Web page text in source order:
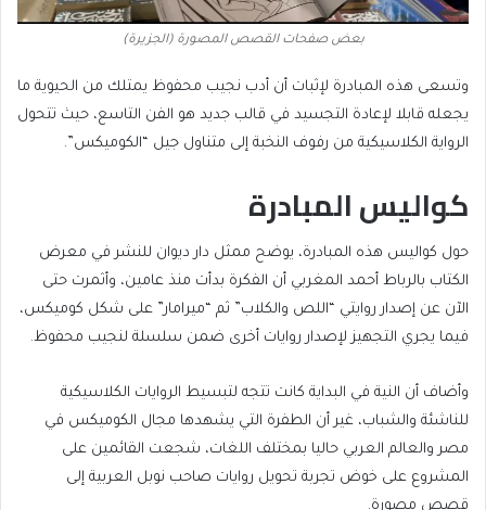
بعض صفحات القصص المصورة (الجزيرة)
وتسعى هذه المبادرة لإثبات أن أدب نجيب محفوظ يمتلك من الحيوية ما
يجعله قابلا لإعادة التجسيد في قالب جديد هو الفن التاسع، حيث تتحول
الرواية الكلاسيكية من رفوف النخبة إلى متناول جيل “الكوميكس”.
كواليس المبادرة
حول كواليس هذه المبادرة، يوضح ممثل دار ديوان للنشر في معرض
الكتاب بالرباط أحمد المغربي أن الفكرة بدأت منذ عامين، وأثمرت حتى
الآن عن إصدار روايتي “اللص والكلاب” ثم “ميرامار” على شكل كوميكس،
فيما يجري التجهيز لإصدار روايات أخرى ضمن سلسلة لنجيب محفوظ.
وأضاف أن النية في البداية كانت تتجه لتبسيط الروايات الكلاسيكية
للناشئة والشباب، غير أن الطفرة التي يشهدها مجال الكوميكس في
مصر والعالم العربي حاليا بمختلف اللغات، شجعت القائمين على
المشروع على خوض تجربة تحويل روايات صاحب نوبل العربية إلى
قصص مصورة.